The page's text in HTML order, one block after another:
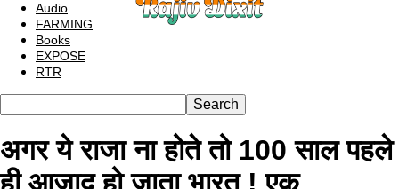
Audio
FARMING
Books
EXPOSE
RTR
अगर ये राजा ना होते तो 100 साल पहले